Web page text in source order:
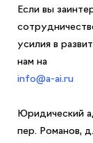
Если вы
усилия в
нам на
info@a-ai.ru
Юридический
пер. Романов,